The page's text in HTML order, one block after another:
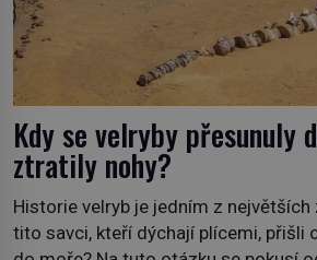
Kdy se velryby přesunuly
ztratily nohy?
Historie velryb je jedním z největších
tito savci, kteří dýchají plícemi, přišli